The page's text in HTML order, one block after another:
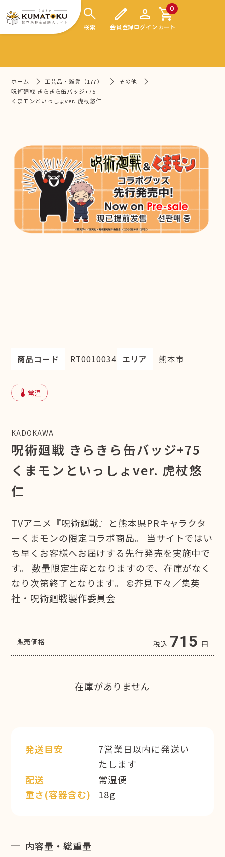
search
検索
edit
会員登録
person
ログイン
0
shopping_cart
カート
ホーム 工芸品・雑貨（177）
その他
呪術廻戦 きらきら缶バッジ+75
くまモンといっしょver. 虎杖悠仁
商品コード RT0010034 エリア 熊本市
device_thermostat 常温
KADOKAWA
呪術廻戦 きらきら缶バッジ+75
くまモンといっしょver. 虎杖悠
仁
TVアニメ『呪術廻戦』と熊本県PRキャラクタ
ーくまモンの限定コラボ商品。 当サイトではい
ち早くお客様へお届けする先行発売を実施中で
す。 数量限定生産となりますので、在庫がなく
なり次第終了となります。 ©芥見下々／集英
社・呪術廻戦製作委員会
販売価格 税込 715 円
在庫がありません
発送目安
7営業日以内に発送い
たします
配送
常温便
重さ(容器含む)
18g
内容量・総重量